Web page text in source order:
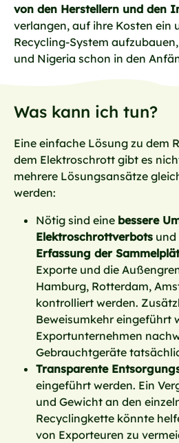
von den Herstellern und den
verlangen, auf ihre Kosten ein
Recycling-System
und Nigeria schon in den
Was kann ich tun?
Eine einfache Lösung zu dem
dem Elektroschrott gibt es
mehrere Lösungsansätze
werden:
Nötig sind eine bessere
Elektroschrottverbots und
Erfassung der
Exporte und die
Hamburg, Rotterdam,
kontrolliert werden.
Beweisumkehr eingeführt
Exportunternehmen
Gebrauchtgeräte
Transparente
eingeführt werden. Ein
und Gewicht an den
Recyclingkette könnte
von Exporteuren zu